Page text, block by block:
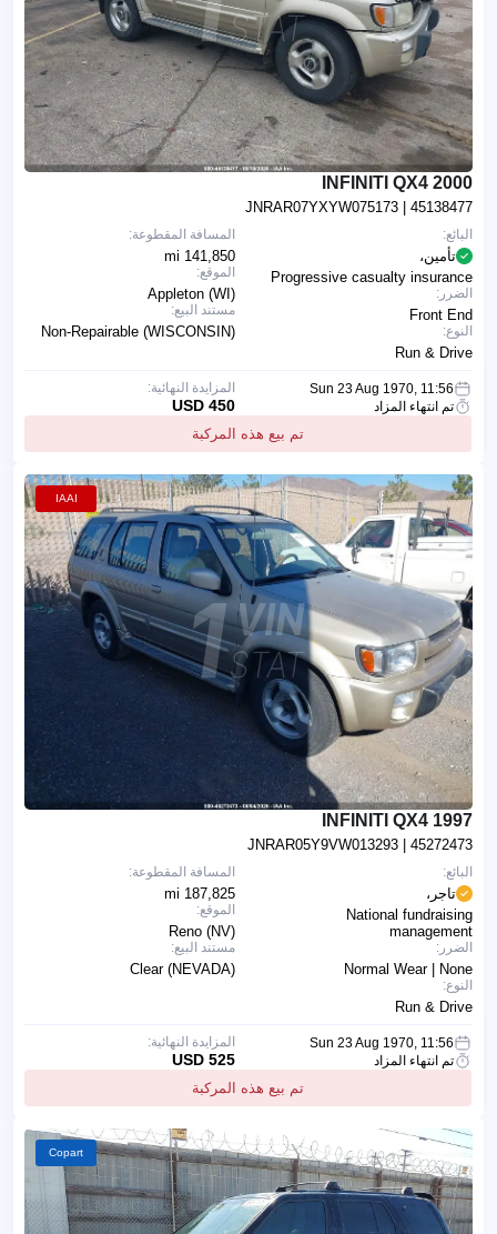
2000 INFINITI QX4
JNRAR07YXYW075173 | 45138477
المسافة المقطوعة:
141,850 mi
الموقع:
Appleton (WI)
مستند البيع:
Non-Repairable (WISCONSIN)
البائع:
تأمين،
Progressive casualty insurance
الضرر:
Front End
النوع:
Run & Drive
Sun 23 Aug 1970, 11:56
تم انتهاء المزاد
تم بيع هذه المركبة
المزايدة النهائية:
450 USD
IAAI
1997 INFINITI QX4
JNRAR05Y9VW013293 | 45272473
المسافة المقطوعة:
187,825 mi
الموقع:
Reno (NV)
مستند البيع:
Clear (NEVADA)
البائع:
تاجر،
National fundraising
management
الضرر:
Normal Wear | None
النوع:
Run & Drive
Sun 23 Aug 1970, 11:56
تم انتهاء المزاد
تم بيع هذه المركبة
المزايدة النهائية:
525 USD
Copart